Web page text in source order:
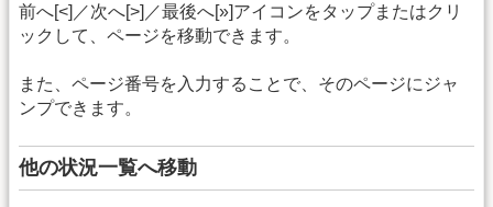
前へ[<]／次へ[>]／最後へ[»]アイコンをタップまたはクリ
ックして、ページを移動できます。
また、ページ番号を入力することで、そのページにジャ
ンプできます。
他の状況一覧へ移動